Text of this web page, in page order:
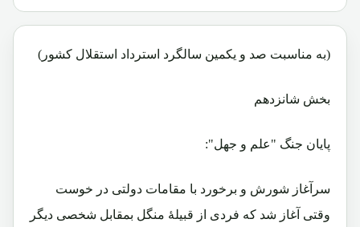
(به مناسبت صد و یکمین سالگرد استرداد استقلال کشور)
بخش شانزدهم
پایان جنگ "علم و جهل":
سرآغاز شورش و برخورد با مقامات دولتی در خوست
وقتی آغاز شد که فردی از قبیلۀ منگل بمقابل شخصی دیگر